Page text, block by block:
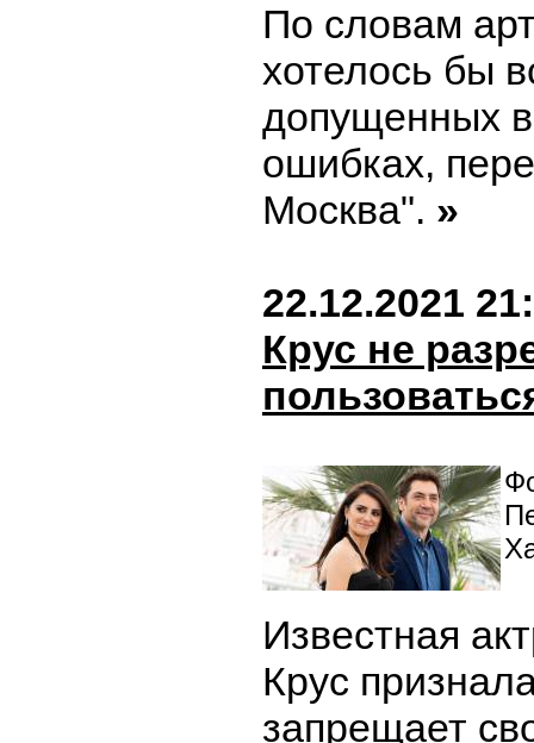
По словам
хотелось бы
допущенных
ошибках,
Москва". »
22.12.2021
Крус не
Известная
Крус
запрещает